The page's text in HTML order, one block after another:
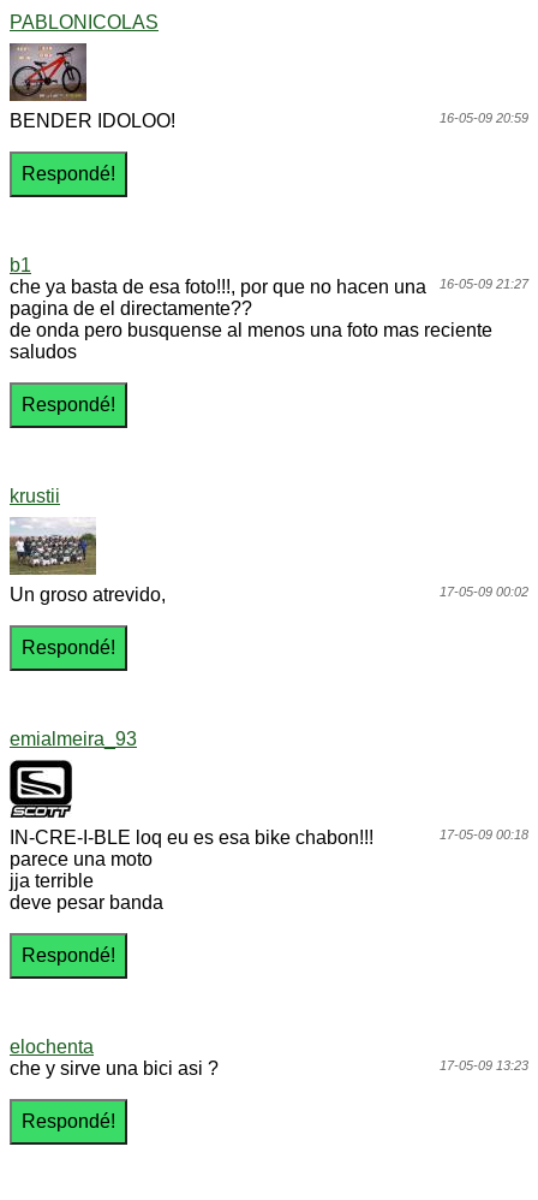
PABLONICOLAS
16-05-09 20:59
BENDER IDOLOO!
b1
16-05-09 21:27
che ya basta de esa foto!!!, por que no hacen una
pagina de el directamente??
de onda pero busquense al menos una foto mas reciente
saludos
krustii
17-05-09 00:02
Un groso atrevido,
emialmeira_93
17-05-09 00:18
IN-CRE-I-BLE loq eu es esa bike chabon!!!
parece una moto
jja terrible
deve pesar banda
elochenta
17-05-09 13:23
che y sirve una bici asi ?